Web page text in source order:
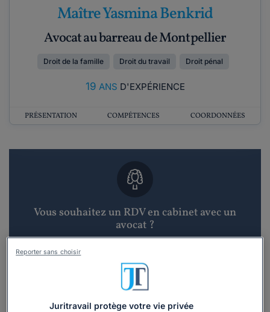
Maître Yasmina Benkrid
Avocat au barreau de Montpellier
Droit de la famille Droit du travail Droit pénal
19 ANS D'EXPÉRIENCE
PRÉSENTATION COMPÉTENCES COORDONNÉES
Vous souhaitez un RDV en cabinet avec un
avocat ?
Recevoir des devis d'avocats
3 devis en 48h
Juritravail protège votre vie privée
Reporter sans choisir